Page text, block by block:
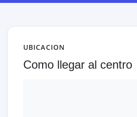
UBICACION
Como llegar al centro